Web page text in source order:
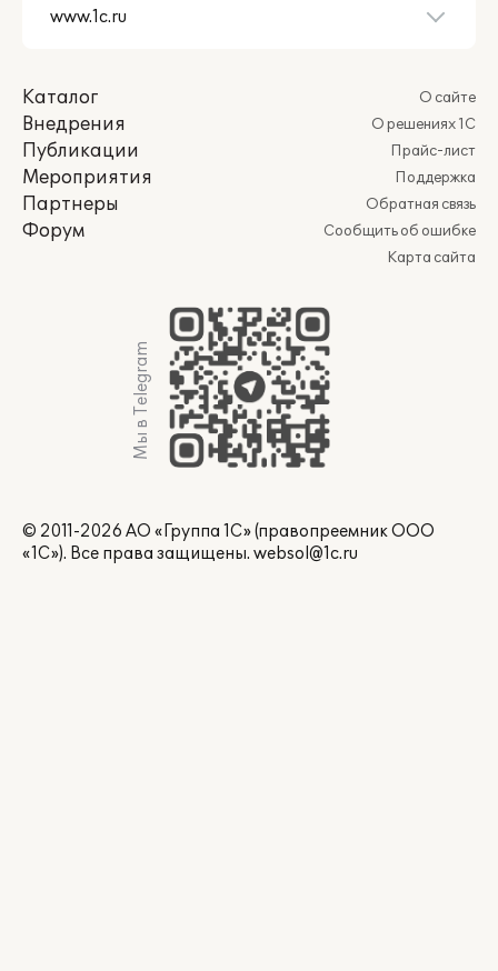
Каталог
Внедрения
Публикации
Мероприятия
Партнеры
Форум
О сайте
О решениях 1С
Прайс-лист
Поддержка
Обратная связь
Сообщить об ошибке
Карта сайта
Мы в Telegram
© 2011-2026 АО «Группа 1С» (правопреемник ООО
«1С»). Все права защищены. websol@1c.ru